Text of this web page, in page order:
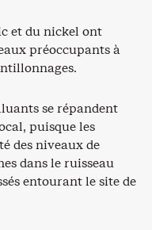
et du nickel ont
préoccupants à
se répandent
puisque les
des niveaux de
dans le ruisseau
entourant le site de